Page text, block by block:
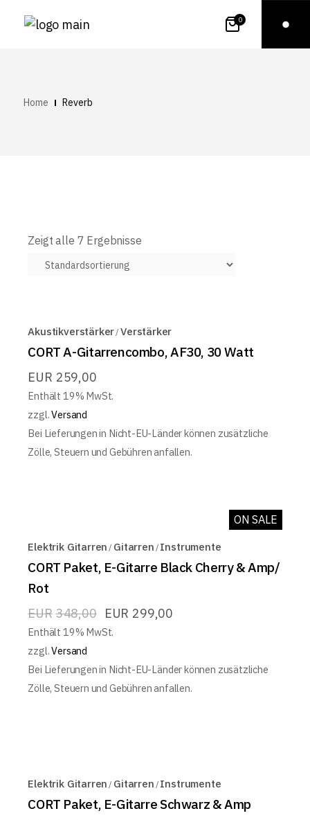
0
Home Reverb
Zeigt alle 7 Ergebnisse
Akustikverstärker Verstärker
CORT A-Gitarrencombo, AF30, 30 Watt
EUR 259,00
Enthält 19% MwSt.
zzgl.Versand
Bei Lieferungen in Nicht-EU-Länder können zusätzliche
Zölle, Steuern und Gebühren anfallen.
ON SALE
Elektrik Gitarren Gitarren Instrumente
CORT Paket, E-Gitarre Black Cherry & Amp/
Rot
EUR 348,00 EUR 299,00
Enthält 19% MwSt.
zzgl.Versand
Bei Lieferungen in Nicht-EU-Länder können zusätzliche
Zölle, Steuern und Gebühren anfallen.
Elektrik Gitarren Gitarren Instrumente
CORT Paket, E-Gitarre Schwarz & Amp